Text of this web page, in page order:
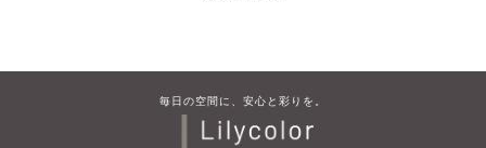
毎​日の​空間に、​安心と​彩りを。